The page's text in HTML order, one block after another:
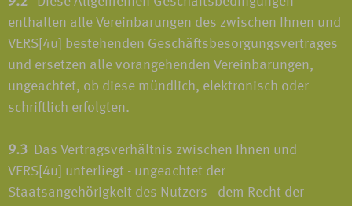
enthalten alle Vereinbarungen des zwischen Ihnen und
VERS[4u] bestehenden Geschäftsbesorgungsvertrages
und ersetzen alle vorangehenden Vereinbarungen,
ungeachtet, ob diese mündlich, elektronisch oder
schriftlich erfolgten.
9.3 Das Vertragsverhältnis zwischen Ihnen und
VERS[4u] unterliegt - ungeachtet der
Staatsangehörigkeit des Nutzers - dem Recht der